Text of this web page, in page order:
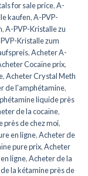
for sale price,A-
kaufen,A-PVP-
,A-PVP-Kristalle zu
Kristalle zum
,Acheter A-
Cocaïne prix,
,Acheter Crystal Meth
de l'amphétamine,
liquide près
de la cocaïne,
près de chez moi,
en ligne,Acheter de
pure prix,Acheter
ligne,Acheter de la
la kétamine près de